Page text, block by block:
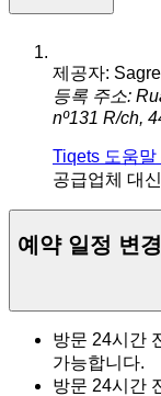
제공자:
등록 주소:
nº131 R/ch,
Tiqets 도움말
공급업체 대
예약 일정 변
방문 24시간
가능합니다.
방문 24시간